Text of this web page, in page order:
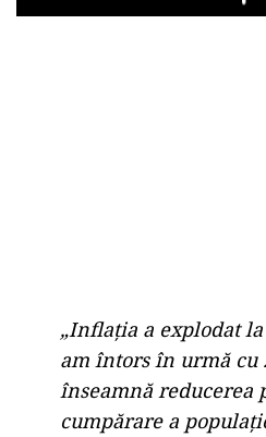
„Inflația a explodat la
am întors în urmă cu
înseamnă reducerea
cumpărare a